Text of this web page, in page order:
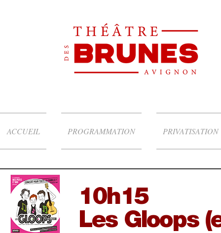
ACCUEIL PROGRAMMATION PRIVATISATION
10h15
Les Gloops